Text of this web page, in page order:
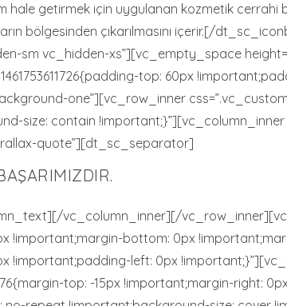
getirmek için uygulanan kozmetik cerrahi
bölgesinden çıkarılmasını içerir.[/
sm vc_hidden-xs”][vc_empty_space
top: 60px
one”][vc_row_inner
size: contain
quote”][dt_sc_separator]
vc_column_inner][/
!important;margin-bottom: 0px
!important;padding-left: 0px
top: -15px !important;margin-right: